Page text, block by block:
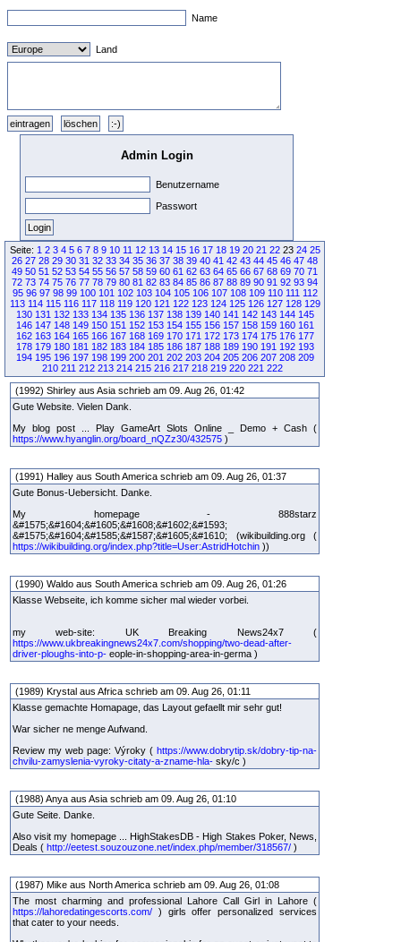
Name
Land
Admin Login
Benutzername
Passwort
Seite: 1 2 3 4 5 6 7 8 9 10 11 12 13 14 15 16 17 18 19 20 21 2223 24 25
26 27 28 29 30 31 32 33 34 35 36 37 38 39 40 41 42 43 44 45 46 47 48
49 50 51 52 53 54 55 56 57 58 59 60 61 62 63 64 65 66 67 68 69 70 71
72 73 74 75 76 77 78 79 80 81 82 83 84 85 86 87 88 89 90 91 92 93 94
95 96 97 98 99 100 101 102 103 104 105 106 107 108 109 110 111 112
113 114 115 116 117 118 119 120 121 122 123 124 125 126 127 128 129
130 131 132 133 134 135 136 137 138 139 140 141 142 143 144 145
146 147 148 149 150 151 152 153 154 155 156 157 158 159 160 161
162 163 164 165 166 167 168 169 170 171 172 173 174 175 176 177
178 179 180 181 182 183 184 185 186 187 188 189 190 191 192 193
194 195 196 197 198 199 200 201 202 203 204 205 206 207 208 209
210 211 212 213 214 215 216 217 218 219 220 221 222
(1992) Shirley aus Asia schrieb am 09. Aug 26, 01:42
Gute Website. Vielen Dank.
My blog post ... Play GameArt Slots Online _ Demo + Cash (
https://www.hyanglin.org/board_nQZz30/432575 )
(1991) Halley aus South America schrieb am 09. Aug 26, 01:37
Gute Bonus-Uebersicht. Danke.
My homepage - 888starz
&#1575;&#1604;&#1605;&#1608;&#1602;&#1593;
&#1575;&#1604;&#1585;&#1587;&#1605;&#1610; (wikibuilding.org (
https://wikibuilding.org/index.php?title=User:AstridHotchin ))
(1990) Waldo aus South America schrieb am 09. Aug 26, 01:26
Klasse Webseite, ich komme sicher mal wieder vorbei.
my web-site: UK Breaking News24x7 (
https://www.ukbreakingnews24x7.com/shopping/two-dead-after-
driver-ploughs-into-p- eople-in-shopping-area-in-germa )
(1989) Krystal aus Africa schrieb am 09. Aug 26, 01:11
Klasse gemachte Homapage, das Layout gefaellt mir sehr gut!
War sicher ne menge Aufwand.
Review my web page: Výroky ( https://www.dobrytip.sk/dobry-tip-na-
chvilu-zamyslenia-vyroky-citaty-a-zname-hla- sky/c )
(1988) Anya aus Asia schrieb am 09. Aug 26, 01:10
Gute Seite. Danke.
Also visit my homepage ... HighStakesDB - High Stakes Poker, News,
Deals ( http://eetest.souzouzone.net/index.php/member/318567/ )
(1987) Mike aus North America schrieb am 09. Aug 26, 01:08
The most charming and professional Lahore Call Girl in Lahore (
https://lahoredatingescorts.com/ ) girls offer personalized services
that cater to your needs.